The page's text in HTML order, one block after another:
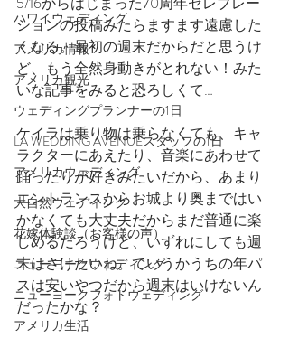
ハワイウェディング
アメリカ情報
アメリカ観光
ウェディングプランナーの1日
LA WEDDING AVENUEスタッフの1日
アメリカウェディング
大自然ウェディング
花嫁体験談（お客様の声）
ニューヨークウェディング
ニューヨークフォトウェディング
アメリカ生活
ションの投稿みたらますます遠慮した
くなる。最初の週末だからだと思うけ
ど、もう全然身動きがとれない！みた
いな記事をみると恐ろしくて…
ケイラは乗り物は乗らなくても、キャ
ラクターにあえたり、音楽にあわせて
踊ったりが好きみたいだから、あまり
エントランスからお城より奥まではい
かなくても大丈夫だからまだ普通に楽
しめるだろうけど、いずれにしても週
末はさけたいね。ていうかうちの年パ
スは安いやつだから週末はいけないん
だったかな？